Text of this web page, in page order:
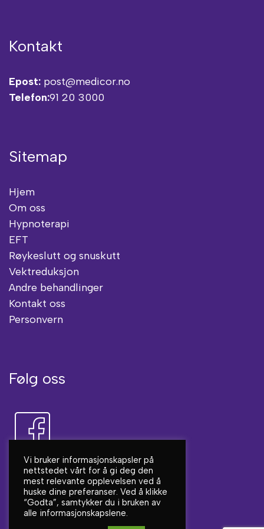
Kontakt
Epost: post@medicor.no
Telefon:91 20 3000
Sitemap
Hjem
Om oss
Hypnoterapi
EFT
Røykeslutt og snuskutt
Vektreduksjon
Andre behandlinger
Kontakt oss
Personvern
Følg oss
Vi bruker informasjonskapsler på
nettstedet vårt for å gi deg den
mest relevante opplevelsen ved å
huske dine preferanser. Ved å klikke
“Godta”, samtykker du i bruken av
alle informasjonskapslene.